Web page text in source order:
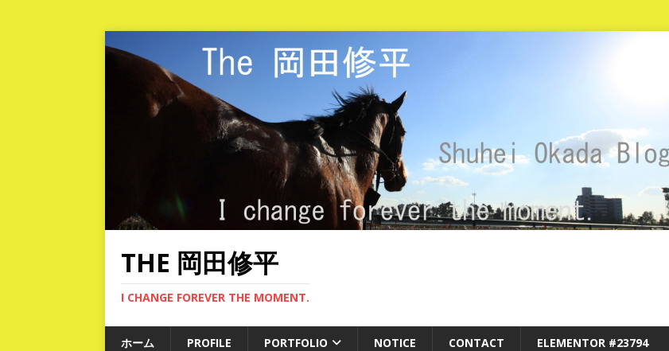
THE 岡田修平
I CHANGE FOREVER THE MOMENT.
ホーム PROFILE PORTFOLIO NOTICE CONTACT ELEMENTOR #23794